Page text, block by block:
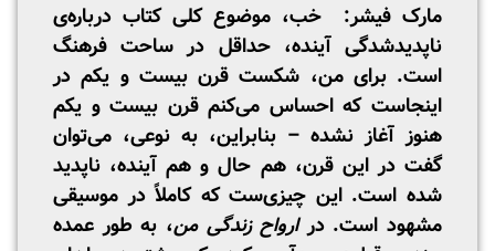
مارک فیشر: خب، موضوع کلی کتاب درباره‌ی
ناپدیدشدگی آینده، حداقل در ساحت فرهنگ
است. برای من، شکست قرن بیست و یکم در
اینجاست که احساس می‌کنم قرن بیست و یکم
هنوز آغاز نشده – بنابراین، به نوعی، می‌توان
گفت در این قرن، هم حال و هم آینده، ناپدید
شده است. این چیزی‌ست که کاملاً در موسیقی
مشهود است. درارواح زندگی من، به طور عمده